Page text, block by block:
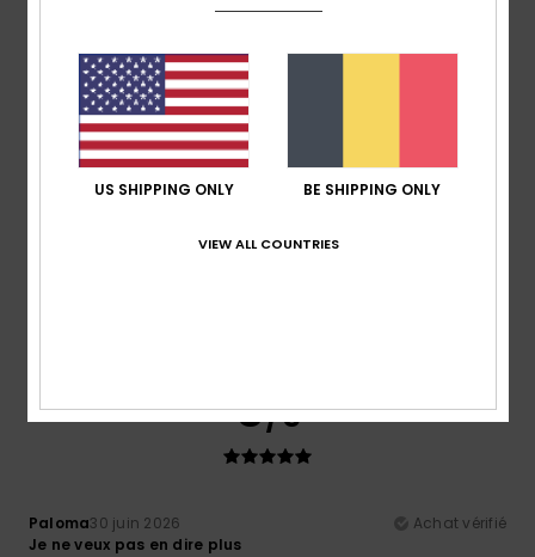
/5
5
Parfait, et d'excellente qualité
5/5
Paloma30 juin 2026
Achat vérifié
Je ne veux pas en dire plus
US SHIPPING ONLY BE SHIPPING ONLY
VIEW ALL COUNTRIES